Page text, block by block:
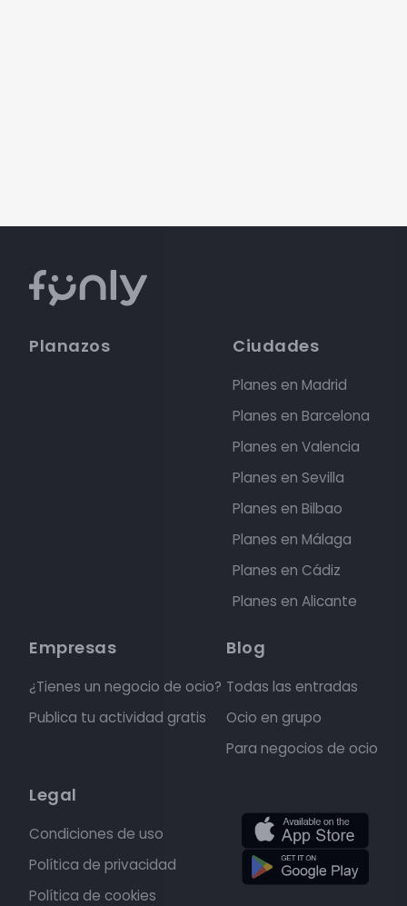
Planazos Ciudades
Planes en Madrid
Planes en Barcelona
Planes en Valencia
Planes en Sevilla
Planes en Bilbao
Planes en Málaga
Planes en Cádiz
Planes en Alicante
Empresas
¿Tienes un negocio de ocio?
Publica tu actividad gratis
Blog
Todas las entradas
Ocio en grupo
Para negocios de ocio
Legal
Condiciones de uso
Política de privacidad
Política de cookies